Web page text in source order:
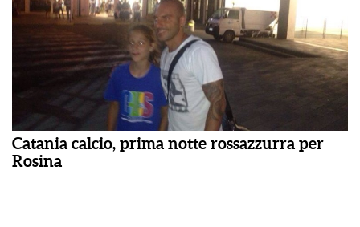
Catania calcio, prima notte rossazzurra per
Rosina